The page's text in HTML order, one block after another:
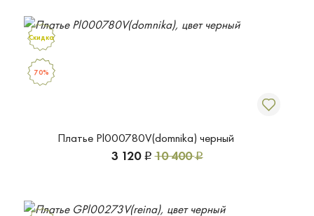
Платье Pl000780V(domnika) черный
3 120 Р 10 400Р
Скидка
70%